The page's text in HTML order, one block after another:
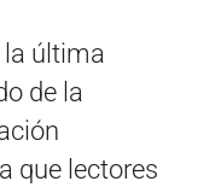
la última
de la
que lectores